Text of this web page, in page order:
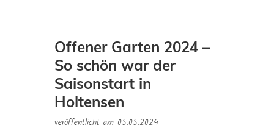
Offener Garten 2024 –
So schön war der
Saisonstart in
Holtensen
veröffentlicht am 05.05.2024